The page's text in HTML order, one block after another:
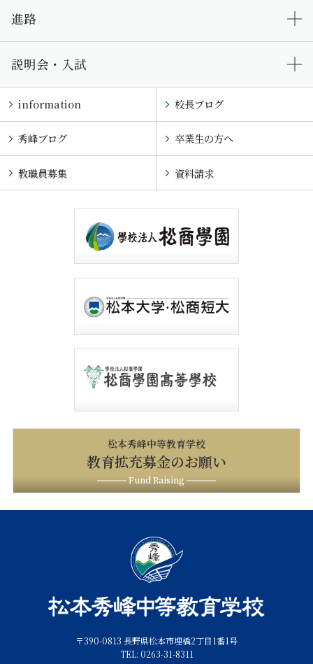
進路
説明会・入試
information 校長ブログ
秀峰ブログ 卒業生の方へ
教職員募集 資料請求
松本秀峰中等教育学校
教育拡充募金のお願い
Fund Raising
〒390-0813 長野県松本市埋橋2丁目1番1号
TEL: 0263-31-8311